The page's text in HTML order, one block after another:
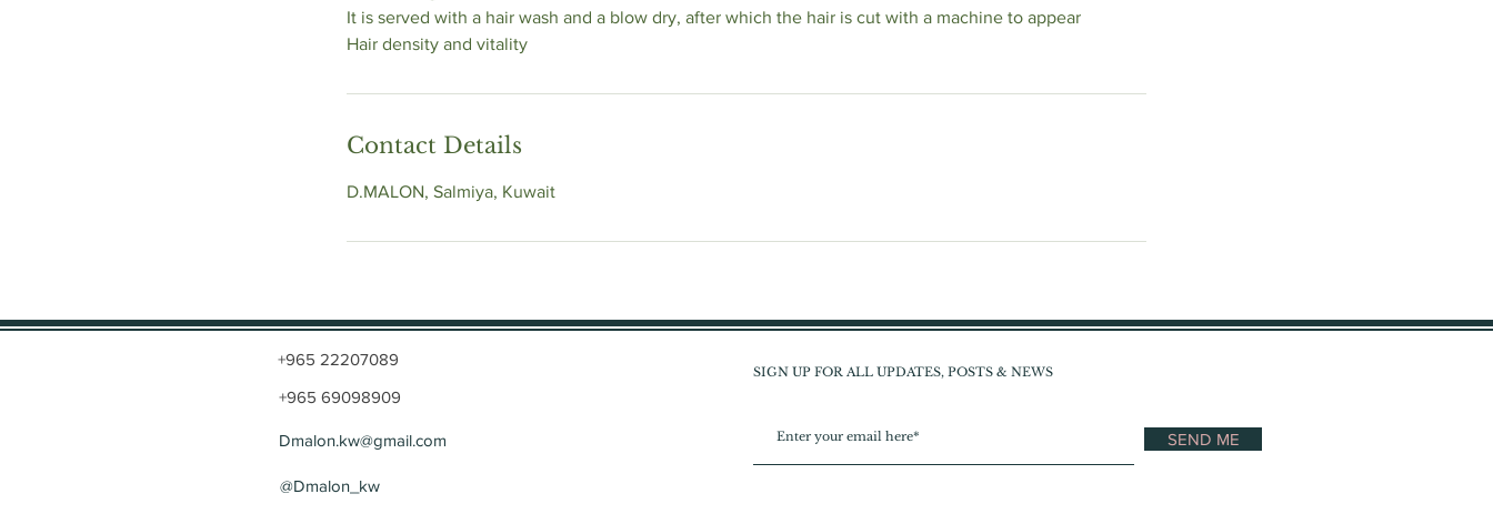
It is served with a hair wash and a blow dry, after which the hair is cut with a machine to appear
Hair density and vitality
Contact Details
D.MALON, Salmiya, Kuwait
+965 22207089
Dmalon.kw@gmail.com
+965 69098909
@Dmalon_kw
SIGN UP FOR ALL UPDATES, POSTS & NEWS
SEND ME